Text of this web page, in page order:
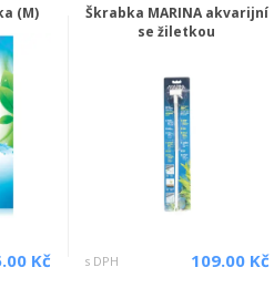
(M)
Kč
Škrabka MARINA akvarijní
se žiletkou
s DPH 109.00 Kč